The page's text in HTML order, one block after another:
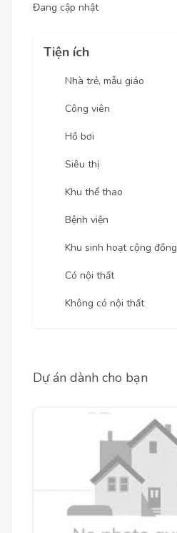
Đang cập nhật
Tiện ích
Nhà trẻ, mẫu giáo
Công viên
Hồ bơi
Siêu thị
Khu thể thao
Bệnh viện
Khu sinh hoạt cộng đồng
Có nội thất
Không có nội thất
Dự án dành cho bạn